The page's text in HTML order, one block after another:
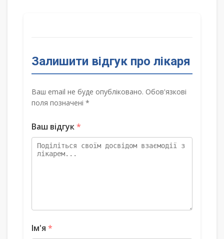
Залишити відгук про лікаря
Ваш email не буде опубліковано. Обов'язкові
поля позначені *
Ваш відгук*
Ім'я *